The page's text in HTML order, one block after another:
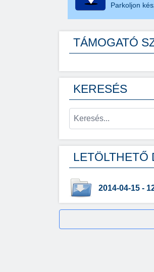
Parkoljon
TÁMOGATÓ
KERESÉS
LETÖLTHETŐ
2014-04-15 -